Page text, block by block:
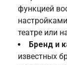
функцией
театре или
Бренд и
известных